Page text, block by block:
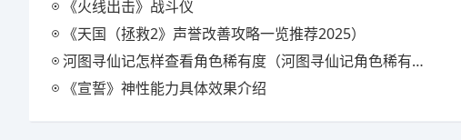
《火线出击》战斗仪
《天国（拯救2》声誉改善攻略一览推荐2025）
河图寻仙记怎样查看角色稀有度（河图寻仙记角色稀有度查询方法一览）
《宣誓》神性能力具体效果介绍